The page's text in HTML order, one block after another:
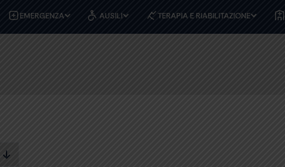
EMERGENZA AUSILI TERAPIA E RIABILITAZIONE